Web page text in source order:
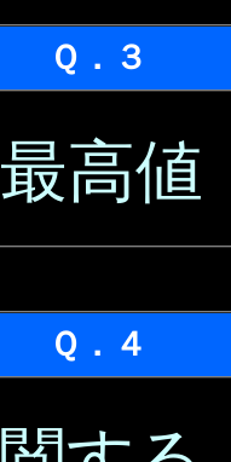
Ｑ．３
最高値
Ｑ．４